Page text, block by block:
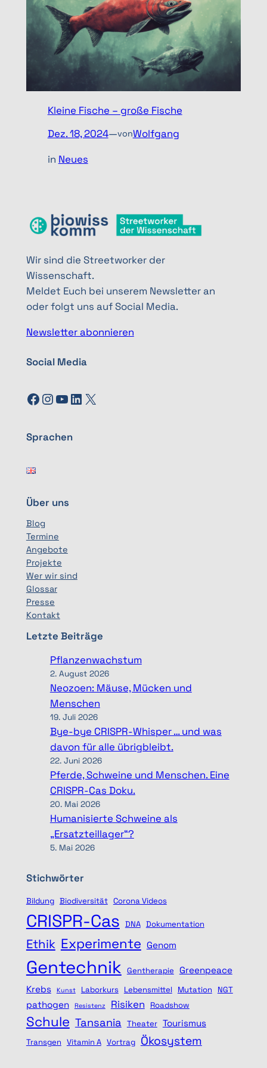
o
r
i
e
Kleine Fische – große Fische
Dez. 18, 2024—vonWolfgang
in Neues
Wir sind die Streetworker der
Wissenschaft.
Meldet Euch bei unserem Newsletter an
oder folgt uns auf Social Media.
Newsletter abonnieren
Social Media
Facebook InstagramYouTube LinkedIn X
Sprachen
Über uns
Blog
Termine
Angebote
Projekte
Wer wir sind
Glossar
Presse
Kontakt
Letzte Beiträge
Pflanzenwachstum
2. August 2026
Neozoen: Mäuse, Mücken und
Menschen
19. Juli 2026
Bye-bye CRISPR-Whisper … und was
davon für alle übrigbleibt.
22. Juni 2026
Pferde, Schweine und Menschen. Eine
CRISPR-Cas Doku.
20. Mai 2026
Humanisierte Schweine als
„Ersatzteillager“?
5. Mai 2026
Stichwörter
Bildung Biodiversität Corona Videos
CRISPR-Cas DNA Dokumentation
Ethik Experimente Genom
Gentechnik Gentherapie
Greenpeace
Krebs
Kunst Laborkurs Lebensmittel Mutation NGT
pathogen Resistenz Risiken Roadshow
Schule Tansania Theater Tourismus
Transgen Vitamin A Vortrag Ökosystem